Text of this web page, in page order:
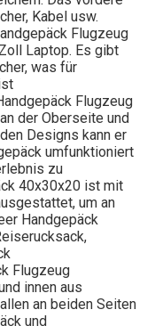
Kabel usw.
Flugzeug
Laptop. Es gibt
was für
Flugzeug
der Oberseite und
Designs kann er
umfunktioniert
zu
40x30x20 ist mit
um an
Handgepäck
Flugzeug
innen aus
an beiden Seiten
und